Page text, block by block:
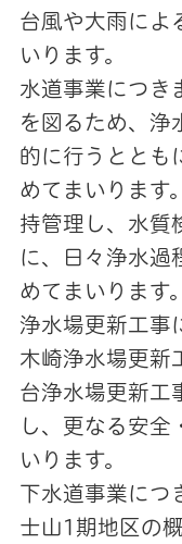
台風や大雨によ
いります。
水道事業につき
を図るため、浄
的に行うととも
めてまいります
持管理し、水質
に、日々浄水過
めてまいります。
浄水場更新工事
木崎浄水場更新
台浄水場更新工
し、更なる安全
いります。
下水道事業に
士山1期地区の